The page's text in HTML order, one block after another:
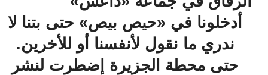
أدخلونا في «حيص بيص» حتى بتنا لا
ندري ما نقول لأنفسنا أو للأخرين.
حتى محطة الجزيرة إضطرت لنشر